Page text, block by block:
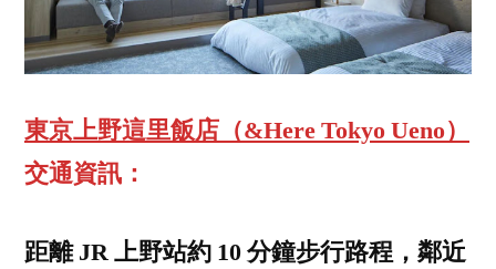
東京上野這里飯店（&Here Tokyo Ueno）
交通資訊：
距離 JR 上野站約 10 分鐘步行路程，鄰近